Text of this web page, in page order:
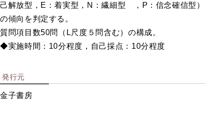
己解放型，E：着実型，N：繊細型 ，P：信念確信型）
の傾向を判定する。
質問項目数50問（L尺度５問含む）の構成。
◆実施時間：10分程度，自己採点：10分程度
発行元
金子書房
職業興味を調べる
創造性・知能を調べる
職業適性を調べる
総合ストレス検査など